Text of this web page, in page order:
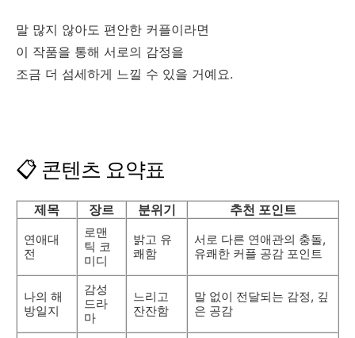
말 많지 않아도 편안한 커플이라면
이 작품을 통해 서로의 감정을
조금 더 섬세하게 느낄 수 있을 거예요.
📋 콘텐츠 요약표
제목 장르 분위기 추천 포인트
연애대
전
로맨
틱 코
미디
밝고 유
쾌함
서로 다른 연애관의 충돌,
유쾌한 커플 공감 포인트
나의 해
방일지
감성
드라
마
느리고
잔잔함
말 없이 전달되는 감정, 깊
은 공감